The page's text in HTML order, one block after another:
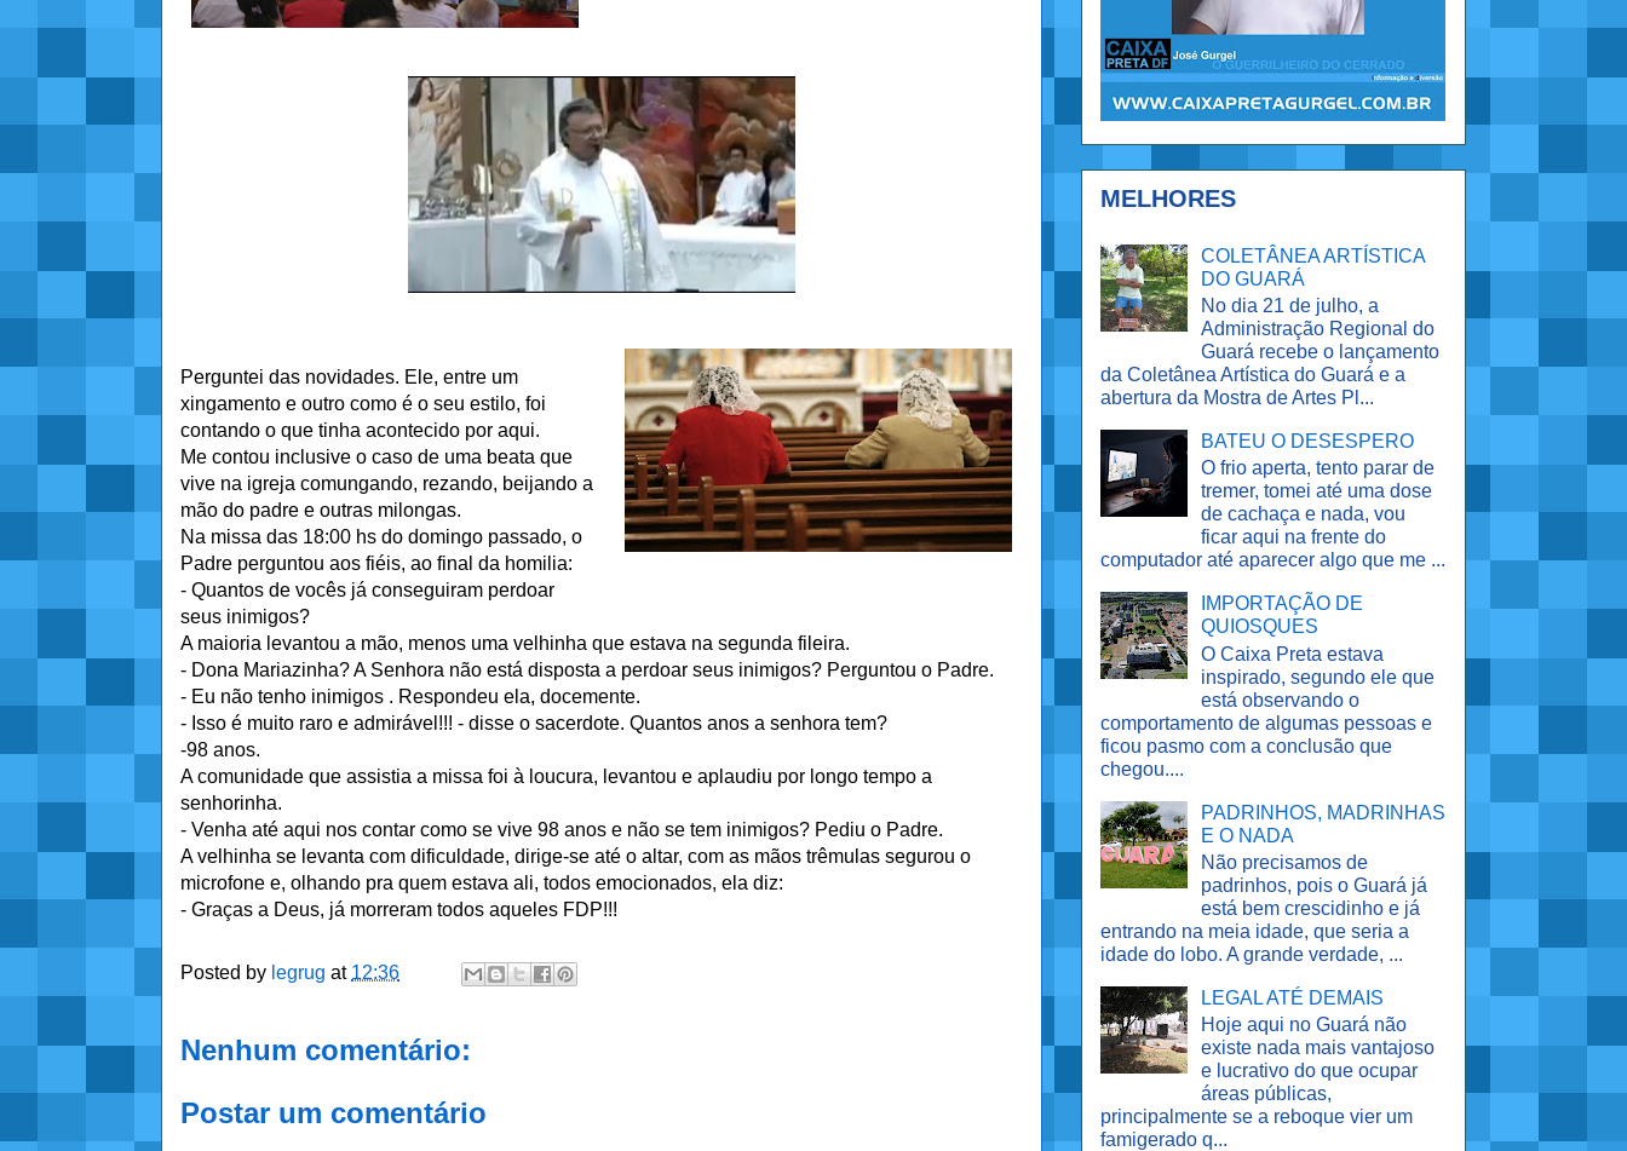
Perguntei das novidades. Ele, entre um
xingamento e outro como é o seu estilo, foi
contando o que tinha acontecido por aqui.
Me contou inclusive o caso de uma beata que
vive na igreja comungando, rezando, beijando a
mão do padre e outras milongas.
Na missa das 18:00 hs do domingo passado, o
Padre perguntou aos fiéis, ao final da homilia:
- Quantos de vocês já conseguiram perdoar
seus inimigos?
A maioria levantou a mão, menos uma velhinha que estava na segunda fileira.
- Dona Mariazinha? A Senhora não está disposta a perdoar seus inimigos? Perguntou o Padre.
- Eu não tenho inimigos . Respondeu ela, docemente.
- Isso é muito raro e admirável!!! - disse o sacerdote. Quantos anos a senhora tem?
-98 anos.
A comunidade que assistia a missa foi à loucura, levantou e aplaudiu por longo tempo a
senhorinha.
- Venha até aqui nos contar como se vive 98 anos e não se tem inimigos? Pediu o Padre.
A velhinha se levanta com dificuldade, dirige-se até o altar, com as mãos trêmulas segurou o
microfone e, olhando pra quem estava ali, todos emocionados, ela diz:
- Graças a Deus, já morreram todos aqueles FDP!!!
Posted by legrug at 12:36
Nenhum comentário:
Postar um comentário
MELHORES
COLETÂNEA ARTÍSTICA
DO GUARÁ
No dia 21 de julho, a
Administração Regional do
Guará recebe o lançamento
da Coletânea Artística do Guará e a
abertura da Mostra de Artes Pl...
BATEU O DESESPERO
O frio aperta, tento parar de
tremer, tomei até uma dose
de cachaça e nada, vou
ficar aqui na frente do
computador até aparecer algo que me ...
IMPORTAÇÃO DE
QUIOSQUES
O Caixa Preta estava
inspirado, segundo ele que
está observando o
comportamento de algumas pessoas e
ficou pasmo com a conclusão que
chegou....
PADRINHOS, MADRINHAS
E O NADA
Não precisamos de
padrinhos, pois o Guará já
está bem crescidinho e já
entrando na meia idade, que seria a
idade do lobo. A grande verdade, ...
LEGAL ATÉ DEMAIS
Hoje aqui no Guará não
existe nada mais vantajoso
e lucrativo do que ocupar
áreas públicas,
principalmente se a reboque vier um
famigerado q...